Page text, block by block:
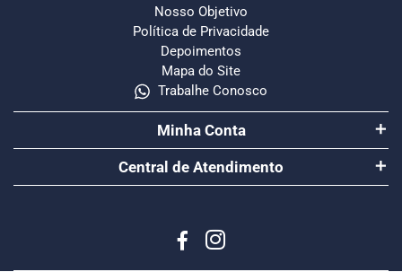
Nosso Objetivo
Política de Privacidade
Trabalhe Conosco
Depoimentos
Mapa do Site
Minha Conta
Central de Atendimento